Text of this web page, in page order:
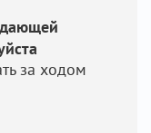
за ходом